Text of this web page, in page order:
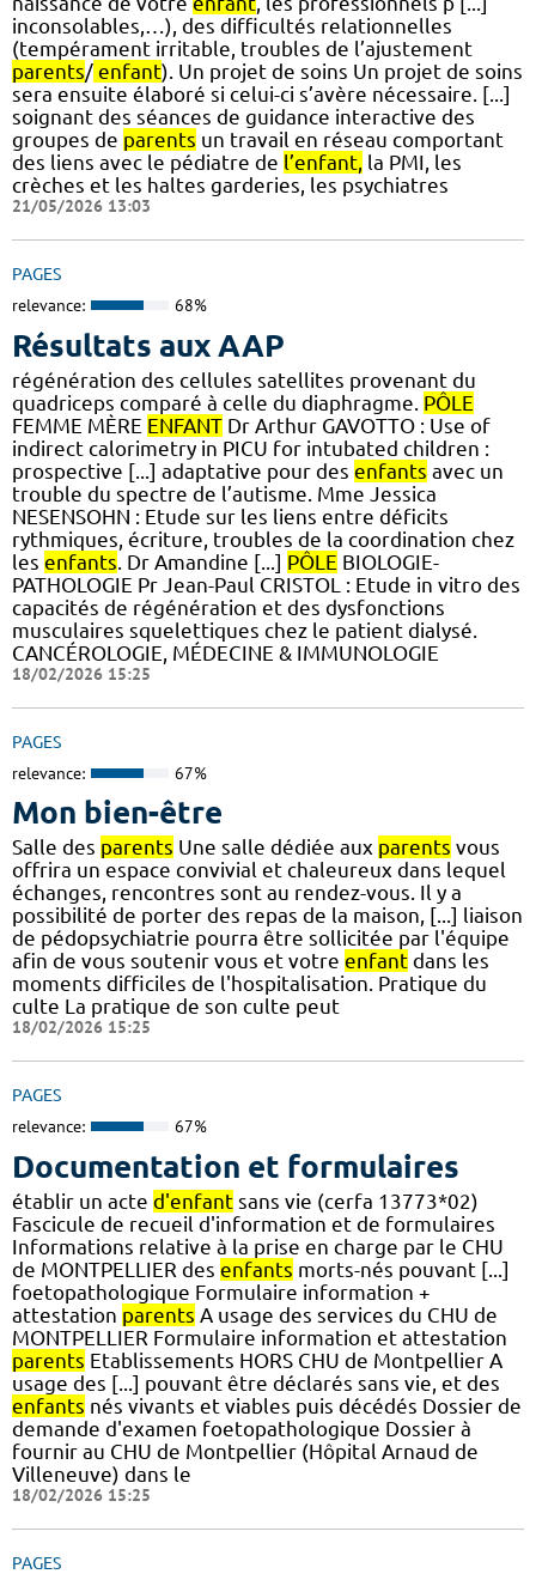
inconsolables,…), des difficultés relationnelles
(tempérament irritable, troubles de l’ajustement
parents/ enfant). Un projet de soins Un projet de soins
sera ensuite élaboré si celui-ci s’avère nécessaire. [...]
soignant des séances de guidance interactive des
groupes de parents un travail en réseau comportant
des liens avec le pédiatre de l’enfant, la PMI, les
crèches et les haltes garderies, les psychiatres
21/05/2026 13:03
PAGES
relevance: 68%
Résultats aux AAP
régénération des cellules satellites provenant du
quadriceps comparé à celle du diaphragme. PÔLE
FEMME MÈRE ENFANT Dr Arthur GAVOTTO : Use of
indirect calorimetry in PICU for intubated children :
prospective [...] adaptative pour des enfants avec un
trouble du spectre de l’autisme. Mme Jessica
NESENSOHN : Etude sur les liens entre déficits
rythmiques, écriture, troubles de la coordination chez
les enfants . Dr Amandine [...] PÔLE BIOLOGIE-
PATHOLOGIE Pr Jean-Paul CRISTOL : Etude in vitro des
capacités de régénération et des dysfonctions
musculaires squelettiques chez le patient dialysé.
CANCÉROLOGIE, MÉDECINE & IMMUNOLOGIE
18/02/2026 15:25
PAGES
relevance: 67%
Mon bien-être
Salle des parents Une salle dédiée aux parents vous
offrira un espace convivial et chaleureux dans lequel
échanges, rencontres sont au rendez-vous. Il y a
possibilité de porter des repas de la maison, [...] liaison
de pédopsychiatrie pourra être sollicitée par l'équipe
afin de vous soutenir vous et votre enfant dans les
moments difficiles de l'hospitalisation. Pratique du
culte La pratique de son culte peut
18/02/2026 15:25
PAGES
relevance: 67%
Documentation et formulaires
établir un acte d'enfant sans vie (cerfa 13773*02)
Fascicule de recueil d'information et de formulaires
Informations relative à la prise en charge par le CHU
de MONTPELLIER des enfants morts-nés pouvant [...]
foetopathologique Formulaire information +
attestation parents A usage des services du CHU de
MONTPELLIER Formulaire information et attestation
parents Etablissements HORS CHU de Montpellier A
usage des [...] pouvant être déclarés sans vie, et des
enfants nés vivants et viables puis décédés Dossier de
demande d'examen foetopathologique Dossier à
fournir au CHU de Montpellier (Hôpital Arnaud de
Villeneuve) dans le
18/02/2026 15:25
PAGES